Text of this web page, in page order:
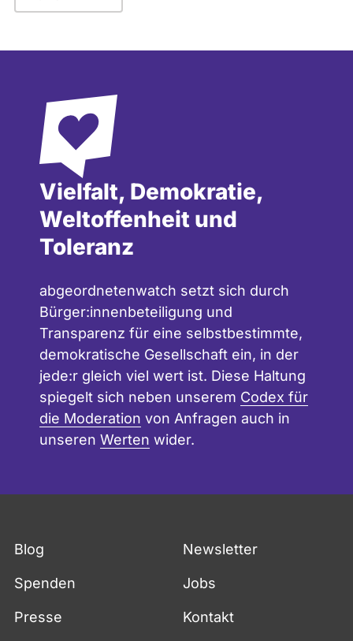
Vielfalt, Demokratie,
Weltoffenheit und
Toleranz
abgeordnetenwatch setzt sich durch
Bürger:innenbeteiligung und
Transparenz für eine selbstbestimmte,
demokratische Gesellschaft ein, in der
jede:r gleich viel wert ist. Diese Haltung
spiegelt sich neben unserem Codex für
die Moderation von Anfragen auch in
unseren Werten wider.
Blog Newsletter
Spenden Jobs
Presse Kontakt